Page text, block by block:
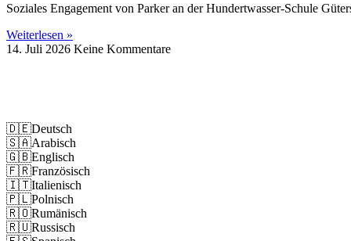
Soziales Engagement von Parker an der Hundertwasser-Schule
Weiterlesen »
14. Juli 2026 Keine Kommentare
🇩🇪Deutsch
🇸🇦Arabisch
🇬🇧Englisch
🇫🇷Französisch
🇮🇹Italienisch
🇵🇱Polnisch
🇷🇴Rumänisch
🇷🇺Russisch